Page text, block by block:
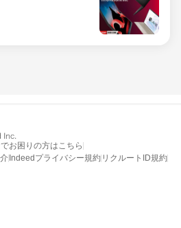
お困りの方はこちら
Indeedプライバシー規約 リクルートID規約